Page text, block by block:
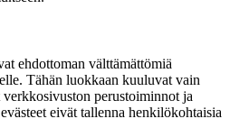
ehdottoman välttämättömiä
Tähän luokkaan kuuluvat vain
perustoiminnot ja
eivät tallenna henkilökohtaisia